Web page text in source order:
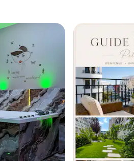
5, 73 Bewertungen